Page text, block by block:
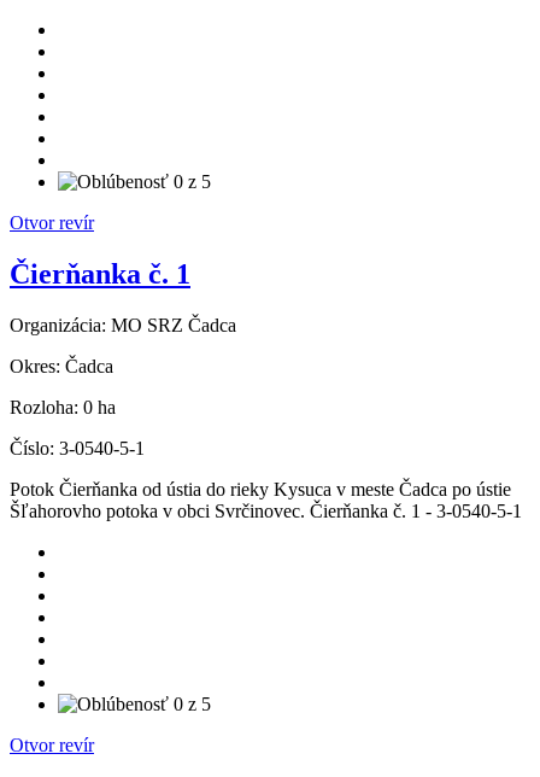
Otvor revír
Čierňanka č. 1
Organizácia: MO SRZ Čadca
Okres: Čadca
Rozloha: 0 ha
Číslo: 3-0540-5-1
Potok Čierňanka od ústia do rieky Kysuca v meste Čadca po ústie
Šľahorovho potoka v obci Svrčinovec. Čierňanka č. 1 - 3-0540-5-1
Otvor revír